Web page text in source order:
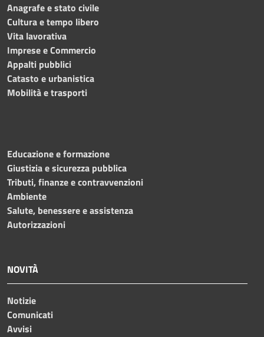
Anagrafe e stato civile
Cultura e tempo libero
Vita lavorativa
Imprese e Commercio
Appalti pubblici
Catasto e urbanistica
Mobilità e trasporti
Educazione e formazione
Giustizia e sicurezza pubblica
Tributi, finanze e contravvenzioni
Ambiente
Salute, benessere e assistenza
Autorizzazioni
NOVITÀ
Notizie
Comunicati
Avvisi